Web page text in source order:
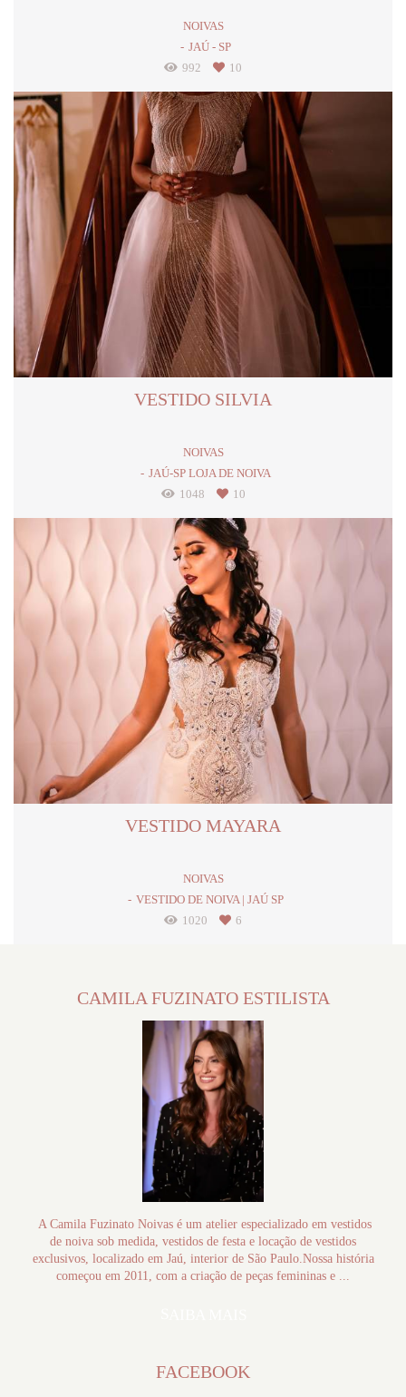
NOIVAS
JAÚ - SP
992
10
VESTIDO SILVIA
NOIVAS
JAÚ-SP LOJA DE NOIVA
1048
10
VESTIDO MAYARA
NOIVAS
VESTIDO DE NOIVA | JAÚ SP
1020
6
CAMILA FUZINATO ESTILISTA
A Camila Fuzinato Noivas é um atelier especializado em vestidos
de noiva sob medida, vestidos de festa e locação de vestidos
exclusivos, localizado em Jaú, interior de São Paulo.Nossa história
começou em 2011, com a criação de peças femininas e ...
FACEBOOK